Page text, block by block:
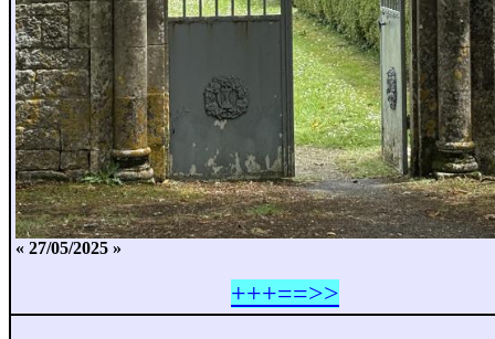
« 27/05/2025 »
+++==>>